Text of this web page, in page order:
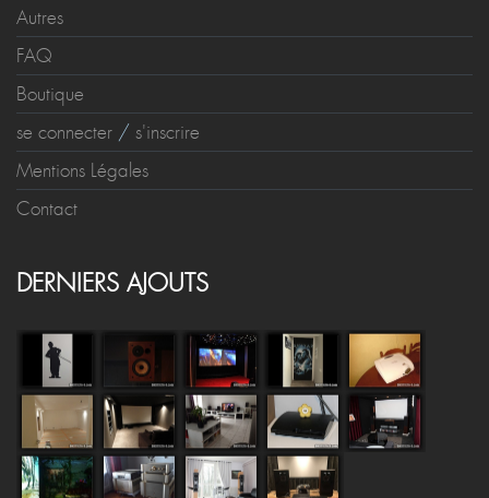
Autres
FAQ
Boutique
se connecter / s'inscrire
Mentions Légales
Contact
DERNIERS AJOUTS